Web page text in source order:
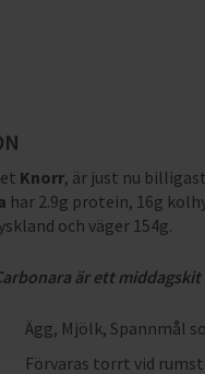
Knorr, är just nu
har 2.9g protein, 16g
och väger 154g.
är ett
Ägg, Mjölk, Spannmål
Förvaras torrt vid